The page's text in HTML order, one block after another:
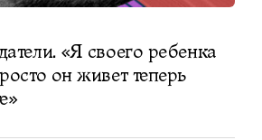
«Я своего ребенка
он живет теперь